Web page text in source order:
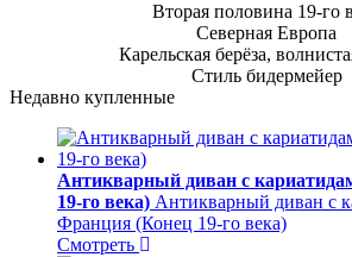
Вторая половина 19-го
Северная Европа
Карельская берёза,
Стиль бидермейер
Недавно купленные
Антикварный диван с
19-го века) Антикварный диван с
Франция (Конец 19-го века)
Смотреть